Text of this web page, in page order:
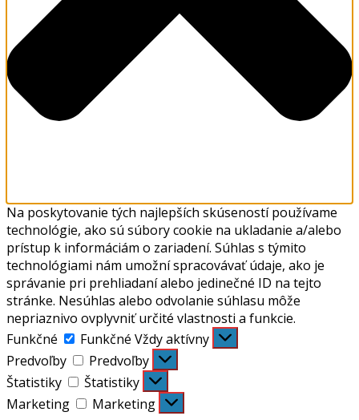
Na poskytovanie tých najlepších skúseností používame
technológie, ako sú súbory cookie na ukladanie a/alebo
prístup k informáciám o zariadení. Súhlas s týmito
technológiami nám umožní spracovávať údaje, ako je
správanie pri prehliadaní alebo jedinečné ID na tejto
stránke. Nesúhlas alebo odvolanie súhlasu môže
nepriaznivo ovplyvniť určité vlastnosti a funkcie.
Funkčné
Funkčné Vždy aktívny
Predvoľby
Predvoľby
Štatistiky
Štatistiky
Marketing
Marketing